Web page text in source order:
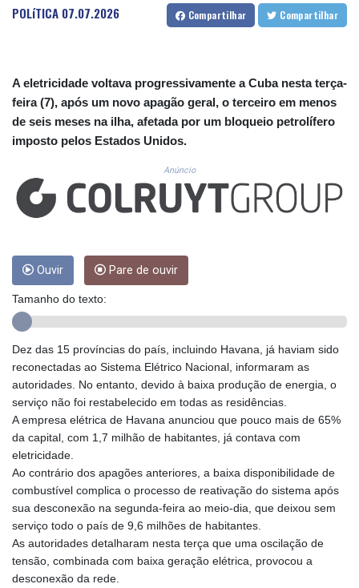
CUC 1.156136
CUP 30.637594
DKK 7.477932
DOP 67.289164
DZD 152.967099
EGP 57.380687
FJD 2.553384
FKP 0.857252
GGP 0.857252
GHS 13.526832
GMD 84.980421
GTQ 8.794891
GYD 241.157003
HKD 9.067746
HNL 30.895616
HRK 7.536622
HTG 150.718127
IDR 20580.370421
ILS 3.468234
IMP 0.857252
INR 110.076256
IQD 1509.981237
IRR
POLíTICA 07.07.2026 Compartilhar Compartilhar
A eletricidade voltava progressivamente a Cuba nesta terça-
feira (7), após um novo apagão geral, o terceiro em menos
de seis meses na ilha, afetada por um bloqueio petrolífero
imposto pelos Estados Unidos.
Anúncio
Ouvir Pare de ouvir
Tamanho do texto:
Dez das 15 províncias do país, incluindo Havana, já haviam sido
reconectadas ao Sistema Elétrico Nacional, informaram as
autoridades. No entanto, devido à baixa produção de energia, o
serviço não foi restabelecido em todas as residências.
A empresa elétrica de Havana anunciou que pouco mais de 65%
da capital, com 1,7 milhão de habitantes, já contava com
eletricidade.
Ao contrário dos apagões anteriores, a baixa disponibilidade de
combustível complica o processo de reativação do sistema após
sua desconexão na segunda-feira ao meio-dia, que deixou sem
serviço todo o país de 9,6 milhões de habitantes.
As autoridades detalharam nesta terça que uma oscilação de
tensão, combinada com baixa geração elétrica, provocou a
desconexão da rede.